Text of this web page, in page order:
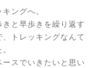
ングへ。
と早歩きを繰り返す
トレッキングなんて
スでいきたいと思い